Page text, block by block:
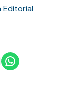
Editorial
Page
Share on WhatsApp